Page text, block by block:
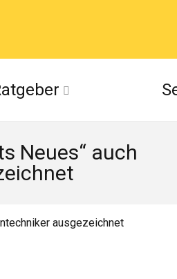
Neues“ auch
ausgezeichnet